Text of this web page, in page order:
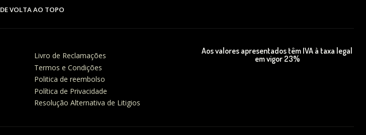
DE VOLTA AO TOPO
Livro de Reclamações
Termos e Condições
Politica de reembolso
Política de Privacidade
Resolução Alternativa de Litigios
Aos valores apresentados têm IVA à taxa legal
em vigor 23%